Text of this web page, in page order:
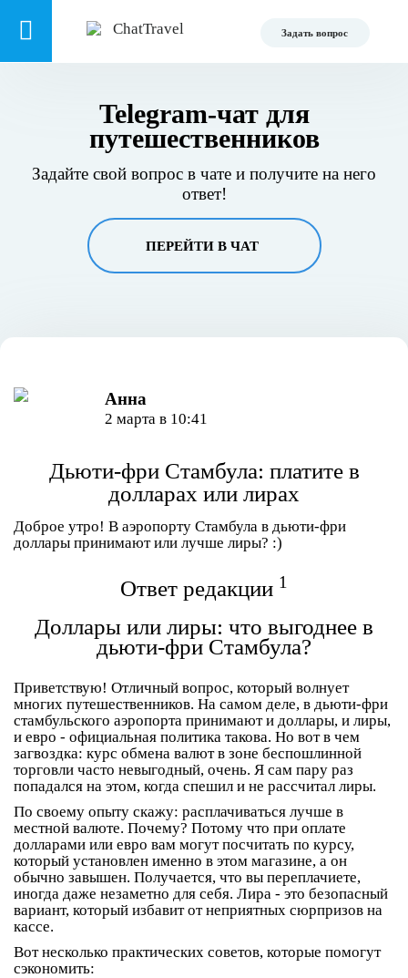
Задать вопрос
Telegram-чат для
путешественников
Задайте свой вопрос в чате и получите на него
ответ!
ПЕРЕЙТИ В ЧАТ
Анна
2 марта в 10:41
Дьюти-фри Стамбула: платите в
долларах или лирах
Доброе утро! В аэропорту Стамбула в дьюти-фри
доллары принимают или лучше лиры? :)
Ответ редакции 1
Доллары или лиры: что выгоднее в
дьюти-фри Стамбула?
Приветствую! Отличный вопрос, который волнует
многих путешественников. На самом деле, в дьюти-фри
стамбульского аэропорта принимают и доллары, и лиры,
и евро - официальная политика такова. Но вот в чем
загвоздка: курс обмена валют в зоне беспошлинной
торговли часто невыгодный, очень. Я сам пару раз
попадался на этом, когда спешил и не рассчитал лиры.
По своему опыту скажу: расплачиваться лучше в
местной валюте. Почему? Потому что при оплате
долларами или евро вам могут посчитать по курсу,
который установлен именно в этом магазине, а он
обычно завышен. Получается, что вы переплачиете,
иногда даже незаметно для себя. Лира - это безопасный
вариант, который избавит от неприятных сюрпризов на
кассе.
Вот несколько практических советов, которые помогут
сэкономить: